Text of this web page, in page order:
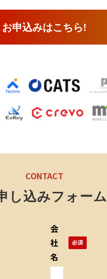
お申込みはこちら!
CONTACT
し込みフォーム
会
社
名